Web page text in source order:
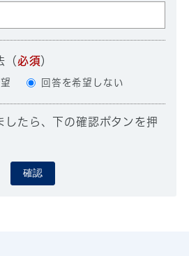
（必須）
回答を希望しない
したら、下の確認ボタンを押
確認